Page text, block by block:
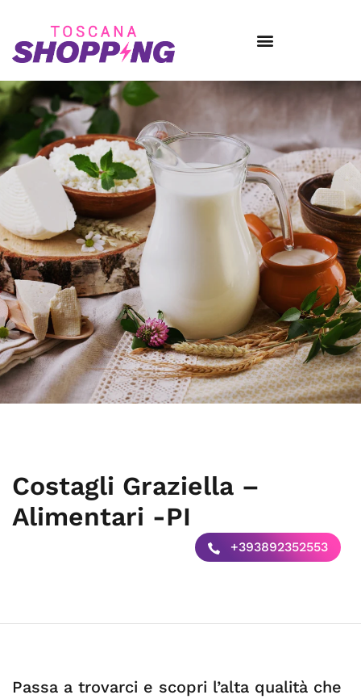
Costagli Graziella –
Alimentari -PI
+393892352553
Passa a trovarci e scopri l’alta qualità che